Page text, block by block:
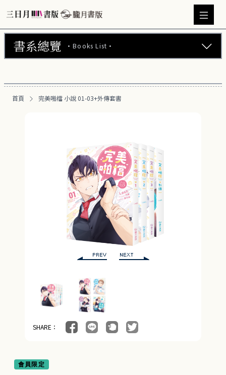
書系總覽 ·Books List·
朧月書版 (275)
首頁 完美啪檔 小說 01-03+外傳套書
SHARE：
會員限定